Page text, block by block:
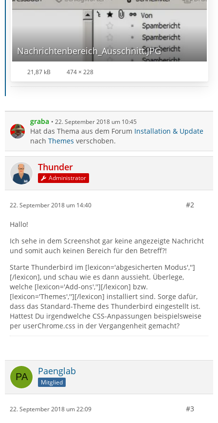
Nachrichtenbereich_Ausschnitt.JPG
21,87 kB 474 × 228
graba 22. September 2018 um 10:45
Hat das Thema aus dem Forum Installation & Update
nach Themes verschoben.
Thunder
Administrator
22. September 2018 um 14:40 #2
Hallo!
Ich sehe in dem Screenshot gar keine angezeigte Nachricht
und somit auch keinen Bereich für den Betreff?!
Starte Thunderbird im [lexicon='abgesicherten Modus','']
[/lexicon], und schau wie es dann aussieht. Überlege,
welche [lexicon='Add-ons',''][/lexicon] bzw.
[lexicon='Themes',''][/lexicon] installiert sind. Sorge dafür,
dass das Standard-Theme des Thunderbird eingestellt ist.
Hattest Du irgendwelche CSS-Anpassungen beispielsweise
per userChrome.css in der Vergangenheit gemacht?
Paenglab
Mitglied
22. September 2018 um 22:09 #3